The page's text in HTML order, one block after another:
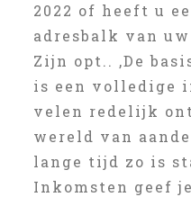
2022 of heeft u
adresbalk van
Zijn opt.. ‚De
is een volledige
velen redelijk
wereld van
lange tijd zo is
Inkomsten geef